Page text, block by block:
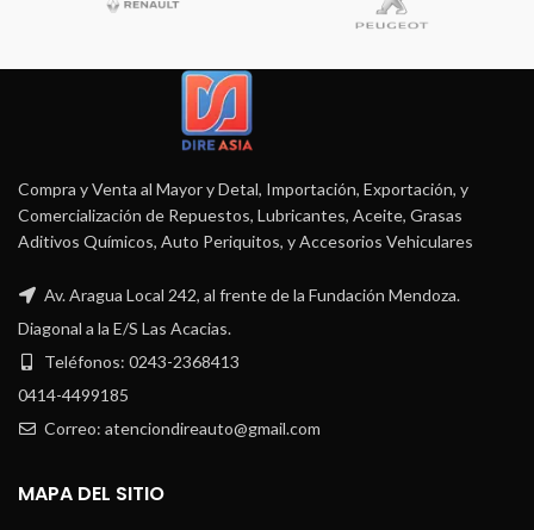
Compra y Venta al Mayor y Detal, Importación, Exportación, y
Comercialización de Repuestos, Lubricantes, Aceite, Grasas
Aditivos Químicos, Auto Periquitos, y Accesorios Vehiculares
Av. Aragua Local 242, al frente de la Fundación Mendoza.
Diagonal a la E/S Las Acacias.
Teléfonos: 0243-2368413
0414-4499185
Correo: atenciondireauto@gmail.com
MAPA DEL SITIO